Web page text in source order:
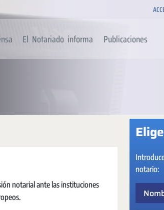
El Notariado informa Publicaciones
notarial ante las instituciones
notario: